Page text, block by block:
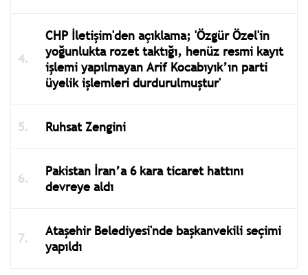
CHP İletişim'den açıklama; 'Özgür Özel'in
yoğunlukta rozet taktığı, henüz resmi kayıt
işlemi yapılmayan Arif Kocabıyık’ın parti
üyelik işlemleri durdurulmuştur'
Ruhsat Zengini
Pakistan İran’a 6 kara ticaret hattını
devreye aldı
Ataşehir Belediyesi'nde başkanvekili seçimi
yapıldı